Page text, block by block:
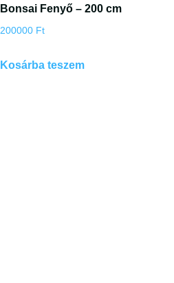
Bonsai Fenyő – 200 cm
200000 Ft
Kosárba teszem